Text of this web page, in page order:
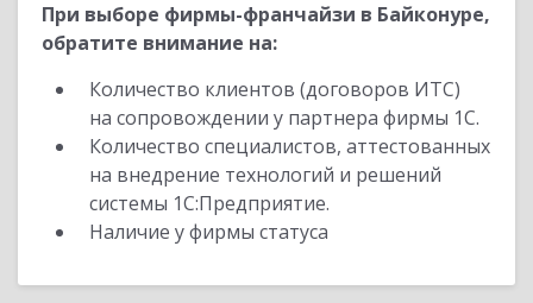
При выборе фирмы-франчайзи в Байконуре,
обратите внимание на:
Количество клиентов (договоров ИТС)
на сопровождении у партнера фирмы 1С.
Количество специалистов, аттестованных
на внедрение технологий и решений
системы 1С:Предприятие.
Наличие у фирмы статуса